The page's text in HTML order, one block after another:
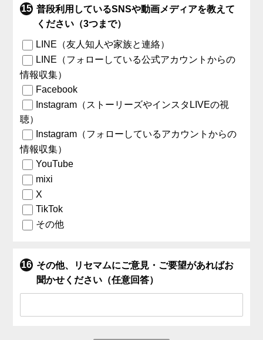
普段利用しているSNSや動画メディアを教えて
ください（3つまで）
LINE（友人知人や家族と連絡）
LINE（フォローしている公式アカウントからの
情報収集）
Facebook
Instagram（ストーリーズやインスタLIVEの視
聴）
Instagram（フォローしているアカウントからの
情報収集）
YouTube
mixi
X
TikTok
その他
その他、リセマムにご意見・ご要望があればお
聞かせください（任意回答）